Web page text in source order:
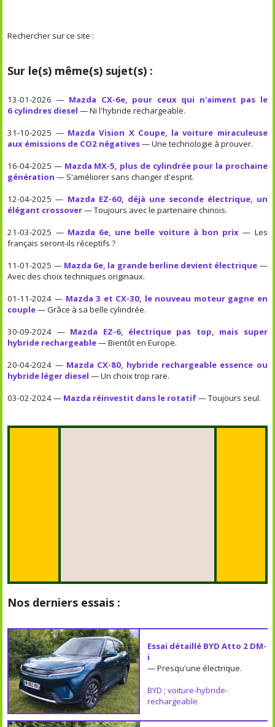
Rechercher sur ce site :
Sur le(s) même(s) sujet(s) :
13-01-2026 — Mazda CX-6e, pour ceux qui n'aiment pas le
6 cylindres diesel — Ni l'hybride rechargeable.
31-10-2025 — Mazda Vision X Coupe, la voiture miraculeuse
aux émissions de CO2 négatives— Une technologie à prouver.
16-04-2025 — Mazda MX-5, plus de cylindrée pour la prochaine
génération — S'améliorer sans changer d'esprit.
12-04-2025 — Mazda EZ-60, déjà une seconde électrique, un
élégant crossover— Toujours avec le partenaire chinois.
21-03-2025 — Mazda 6e, une belle voiture à bon prix — Les
français seront-ils réceptifs ?
11-01-2025 — Mazda 6e, la grande berline devient électrique —
Avec des choix techniques originaux.
01-11-2024 — Mazda 3 et CX-30, le nouveau moteur gagne en
couple— Grâce à sa belle cylindrée.
30-09-2024 — Mazda EZ-6, électrique pas top, mais super
hybride rechargeable— Bientôt en Europe.
20-04-2024 — Mazda CX-80, hybride rechargeable essence ou
hybride léger diesel — Un choix trop rare.
03-02-2024 — Mazda réinvestit dans le rotatif— Toujours seul.
Nos derniers essais :
Essai détaillé BYD Atto 2 DM-
i
— Presqu'une électrique.
BYD ; voiture-hybride-
rechargeable